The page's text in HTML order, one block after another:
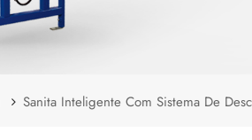
Sanita Inteligente Com Sistema De